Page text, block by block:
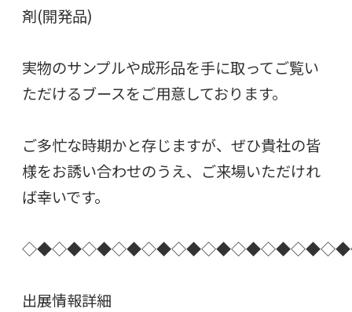
剤(開発品)
実物のサンプルや成形品を手に取ってご覧い
ただけるブースをご用意しております。
ご多忙な時期かと存じますが、ぜひ貴社の皆
様をお誘い合わせのうえ、ご来場いただけれ
ば幸いです。
出展情報詳細